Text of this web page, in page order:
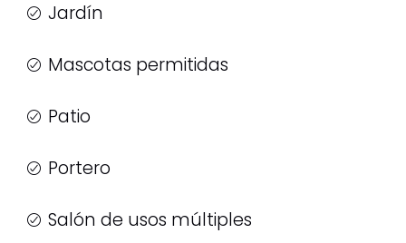
Jardín
Mascotas permitidas
Patio
Portero
Salón de usos múltiples